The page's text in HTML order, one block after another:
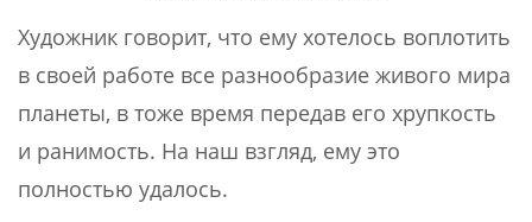
Художник говорит, что ему хотелось воплотить
в своей работе все разнообразие живого мира
планеты, в тоже время передав его хрупкость
и ранимость. На наш взгляд, ему это
полностью удалось.